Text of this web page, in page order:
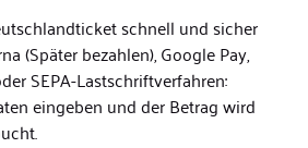
schnell und sicher
(Später bezahlen), Google Pay,
SEPA-Lastschriftverfahren:
eingeben und der Betrag wird